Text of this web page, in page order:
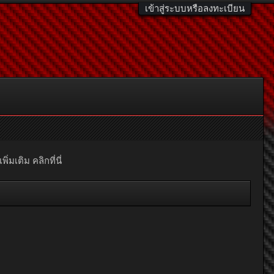
เข้าสู่ระบบหรือลงทะเบียน
พิ่มเติม คลิกที่นี่